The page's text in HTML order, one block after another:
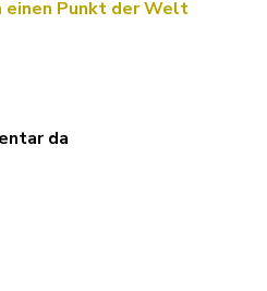
einen Punkt der Welt
da